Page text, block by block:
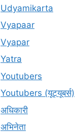
Udyamikarta
Vyapaar
Vyapar
Yatra
Youtubers
Youtubers (यूट्यूबर्स)
अधिकारी
अभिनेता